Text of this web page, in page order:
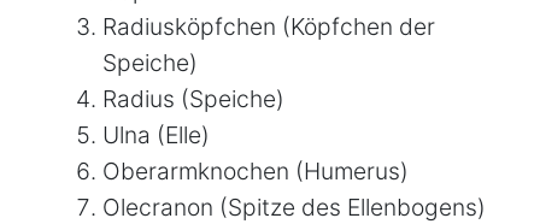
Radiusköpfchen (Köpfchen der
Speiche)
Radius (Speiche)
Ulna (Elle)
Oberarmknochen (Humerus)
Olecranon (Spitze des Ellenbogens)